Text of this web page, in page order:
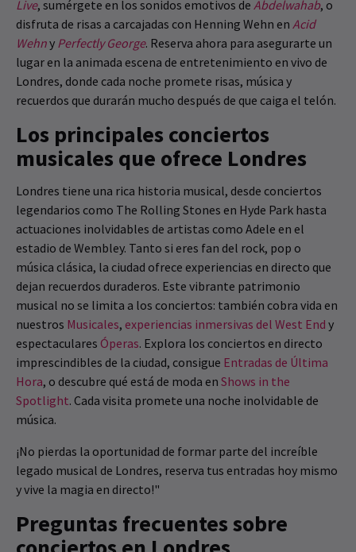
Live, sumérgete en los sonidos emotivos de Abdelwahab, o
disfruta de risas a carcajadas con Henning Wehn en Acid
Wehny Perfectly George. Reserva ahora para asegurarte un
lugar en la animada escena de entretenimiento en vivo de
Londres, donde cada noche promete risas, música y
recuerdos que durarán mucho después de que caiga el telón.
Los principales conciertos
musicales que ofrece Londres
Londres tiene una rica historia musical, desde conciertos
legendarios como The Rolling Stones en Hyde Park hasta
actuaciones inolvidables de artistas como Adele en el
estadio de Wembley. Tanto si eres fan del rock, pop o
música clásica, la ciudad ofrece experiencias en directo que
dejan recuerdos duraderos. Este vibrante patrimonio
musical no se limita a los conciertos: también cobra vida en
nuestros Musicales, experiencias inmersivas del West End y
espectaculares Óperas. Explora los conciertos en directo
imprescindibles de la ciudad, consigue Entradas de Última
Hora, o descubre qué está de moda en Shows in the
Spotlight. Cada visita promete una noche inolvidable de
música.
¡No pierdas la oportunidad de formar parte del increíble
legado musical de Londres, reserva tus entradas hoy mismo
y vive la magia en directo!"
Preguntas frecuentes sobre